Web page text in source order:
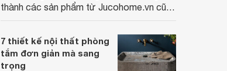
thành các sản phẩm từ Jucohome.vn cũng
7 thiết kế nội thất phòng
tắm đơn giản mà sang
trọng